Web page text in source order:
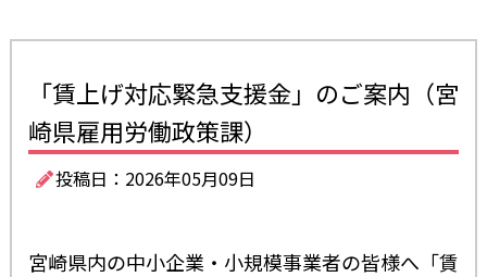
「賃上げ対応緊急支援金」のご案内（宮
崎県雇用労働政策課）
投稿日：2026年05月09日
宮崎県内の中小企業・小規模事業者の皆様へ「賃